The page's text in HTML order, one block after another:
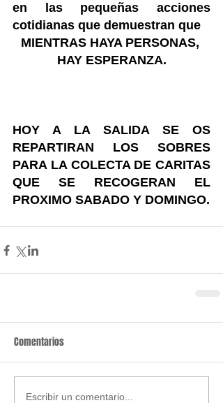
en las pequeñas acciones
cotidianas que demuestran que
MIENTRAS HAYA PERSONAS,
HAY ESPERANZA.
HOY A LA SALIDA SE OS
REPARTIRAN LOS SOBRES
PARA LA COLECTA DE CARITAS
QUE SE RECOGERAN EL
PROXIMO SABADO Y DOMINGO.
Comentarios
Escribir un comentario...